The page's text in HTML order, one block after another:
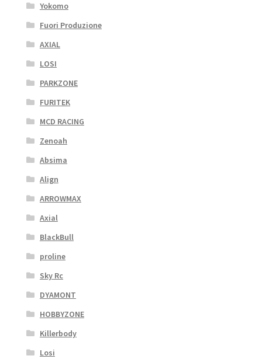
Yokomo
Fuori Produzione
AXIAL
LOSI
PARKZONE
FURITEK
MCD RACING
Zenoah
Absima
Align
ARROWMAX
Axial
BlackBull
proline
Sky Rc
DYAMONT
HOBBYZONE
Killerbody
Losi